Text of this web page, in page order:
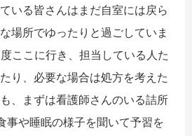
いる皆さんはまだ自室には戻ら
場所でゆったりと過ごしていま
ここに行き、担当している人た
り、必要な場合は処方を考えた
、まずは看護師さんのいる詰所
事や睡眠の様子を聞いて予習を